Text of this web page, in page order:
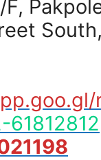
F,